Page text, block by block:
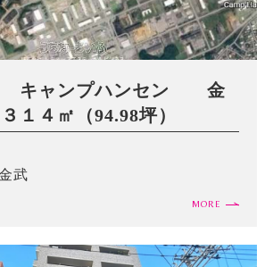
キャンプハンセン 金
１４㎡（94.98坪）
武
MORE